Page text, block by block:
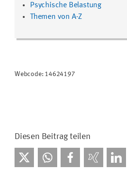
Psychische Belastung
Themen von A-Z
Webcode: 14624197
Diesen Beitrag teilen